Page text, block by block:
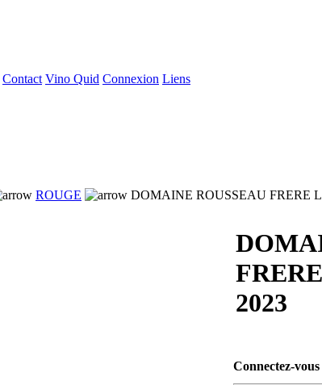
Contact Vino Quid Connexion Liens
ROUGE DOMAINE ROUSSEAU FRERE
2023
Connectez-